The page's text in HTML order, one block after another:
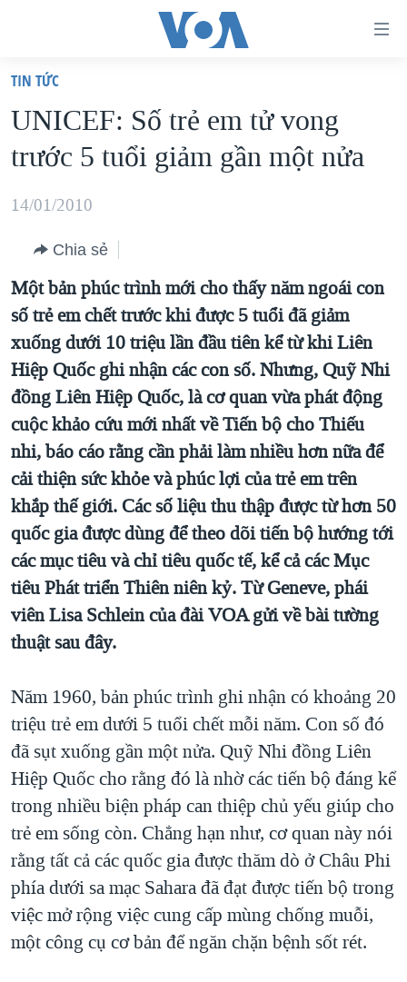
truy
cập
Tới
dung
chính
điều
hướng
chính
Đi
tới
"Tìm"
VIỆT NAM
HOA KỲ
BIỂN ĐÔNG
BLOG
DIỄN ĐÀN
MỤC
TỰ DO BÁO CHÍ
VẠCH TRẦN TIN GIẢ
NGƯỜI VIỆT HẢI NGOẠI
ĐỜI SỐNG
KINH TẾ
KHOA HỌC
SỨC KHOẺ
VĂN HOÁ
THỂ THAO
GIÁO DỤC
CHUYÊN ĐỀ
CHIẾN TRANH THƯƠNG MẠI CỦA MỸ: QUÁ KHỨ VÀ HIỆN
TẠI
HÀNH TRÌNH BẦU CỬ 2024
MỘT NĂM CHIẾN TRANH TẠI DẢI GAZA
GIẢI MÃ VÀNH ĐAI & CON ĐƯỜNG
NGÀY TỊ NẠN THẾ GIỚI
TRỊNH VĨNH BÌNH - NGƯỜI HẠ 'BÊN THẮNG CUỘC'
GROUND ZERO – XƯA VÀ NAY
CHI PHÍ CHIẾN TRANH AFGHANISTAN
THƯỢNG ĐỈNH TRUMP-KIM TẠI VIỆT NAM
NGƯ DÂN VIỆT VÀ LÀN SÓNG TRỘM HẢI SÂM
BÊN KIA QUỐC LỘ: TIẾNG VỌNG TỪ NÔNG THÔN MỸ
QUAN HỆ VIỆT MỸ
HỌC TIẾNG ANH
VIDEO
NGHE
MẠNG XÃ HỘI
Ngôn ngữ khác
TIN TỨC
UNICEF: Số trẻ em tử vong
trước 5 tuổi giảm gần một nửa
14/01/2010
Chia sẻ
Một bản phúc trình mới cho thấy năm ngoái con
số trẻ em chết trước khi được 5 tuổi đã giảm
xuống dưới 10 triệu lần đầu tiên kể từ khi Liên
Hiệp Quốc ghi nhận các con số. Nhưng, Quỹ Nhi
đồng Liên Hiệp Quốc, là cơ quan vừa phát động
cuộc khảo cứu mới nhất về Tiến bộ cho Thiếu
nhi, báo cáo rằng cần phải làm nhiều hơn nữa để
cải thiện sức khỏe và phúc lợi của trẻ em trên
khắp thế giới. Các số liệu thu thập được từ hơn 50
quốc gia được dùng để theo dõi tiến bộ hướng tới
các mục tiêu và chỉ tiêu quốc tế, kể cả các Mục
tiêu Phát triển Thiên niên kỷ. Từ Geneve, phái
viên Lisa Schlein của đài VOA gửi về bài tường
thuật sau đây.
Năm 1960, bản phúc trình ghi nhận có khoảng 20
triệu trẻ em dưới 5 tuổi chết mỗi năm. Con số đó
đã sụt xuống gần một nửa. Quỹ Nhi đồng Liên
Hiệp Quốc cho rằng đó là nhờ các tiến bộ đáng kể
trong nhiều biện pháp can thiệp chủ yếu giúp cho
trẻ em sống còn. Chẳng hạn như, cơ quan này nói
rằng tất cả các quốc gia được thăm dò ở Châu Phi
phía dưới sa mạc Sahara đã đạt được tiến bộ trong
việc mở rộng việc cung cấp mùng chống muỗi,
một công cụ cơ bản để ngăn chặn bệnh sốt rét.